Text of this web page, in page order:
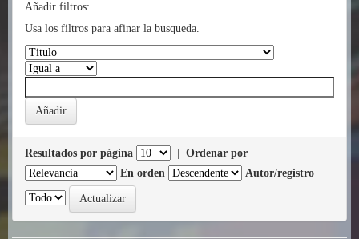
Añadir filtros:
Usa los filtros para afinar la busqueda.
Resultados por página
Ordenar por
En orden
Autor/registro